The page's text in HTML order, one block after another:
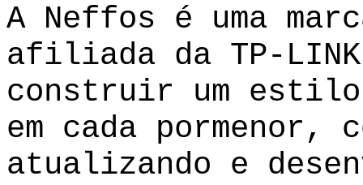
A Neffos é uma
afiliada da TP-
construir um
em cada pormenor,
atualizando e